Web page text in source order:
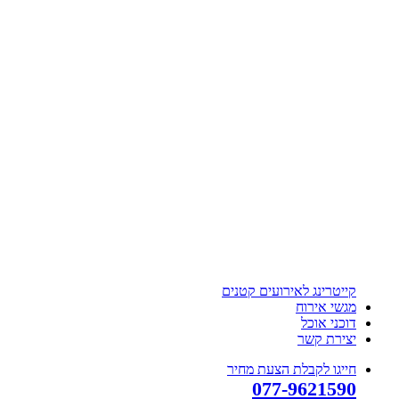
קייטרינג לאירועים קטנים
מגשי אירוח
דוכני אוכל
יצירת קשר
חייגו לקבלת הצעת מחיר
077-9621590